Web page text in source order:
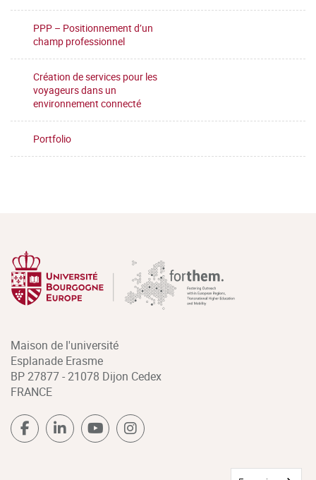
PPP – Positionnement d’un
champ professionnel
Création de services pour les
voyageurs dans un
environnement connecté
Portfolio
Maison de l'université
Esplanade Erasme
BP 27877 - 21078 Dijon Cedex
FRANCE